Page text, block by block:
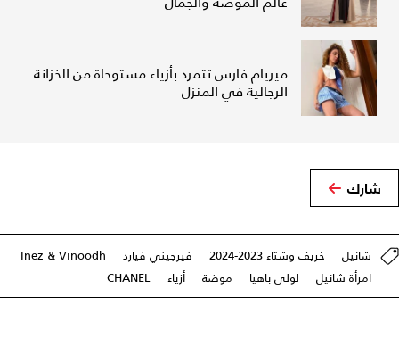
ميريام فارس تتمرد بأزياء مستوحاة من الخزانة
الرجالية في المنزل
شارك
شانيل خريف وشتاء 2023-2024 فيرجيني فيارد
Inez & Vinoodh
امرأة شانيل
لولي باهيا موضة أزياء CHANEL